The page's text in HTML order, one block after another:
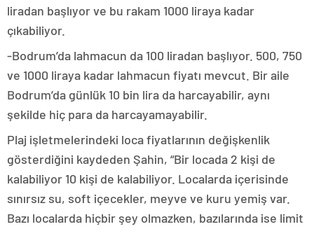
liradan başlıyor ve bu rakam 1000 liraya kadar
çıkabiliyor.
-Bodrum’da lahmacun da 100 liradan başlıyor. 500, 750
ve 1000 liraya kadar lahmacun fiyatı mevcut. Bir aile
Bodrum’da günlük 10 bin lira da harcayabilir, aynı
şekilde hiç para da harcayamayabilir.
Plaj işletmelerindeki loca fiyatlarının değişkenlik
gösterdiğini kaydeden Şahin, “Bir locada 2 kişi de
kalabiliyor 10 kişi de kalabiliyor. Localarda içerisinde
sınırsız su, soft içecekler, meyve ve kuru yemiş var.
Bazı localarda hiçbir şey olmazken, bazılarında ise limit